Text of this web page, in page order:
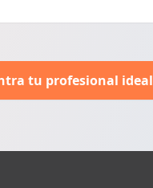
tu profesional ideal